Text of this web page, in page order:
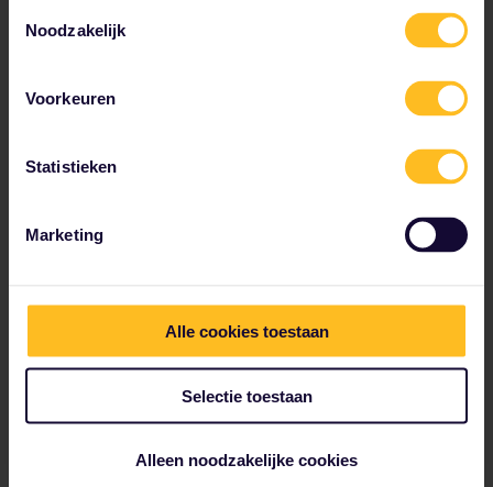
Noodzakelijk
Voorkeuren
Statistieken
Marketing
Alle cookies toestaan
Selectie toestaan
Alleen noodzakelijke cookies
Voorzieningen kunnen per trein en route verschillen.
Er is geen catering in deze trein. We adviseren je om je
Maatschappij: